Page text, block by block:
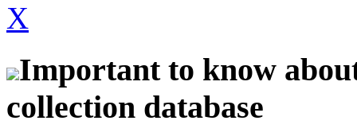
X
Important to know
collection database